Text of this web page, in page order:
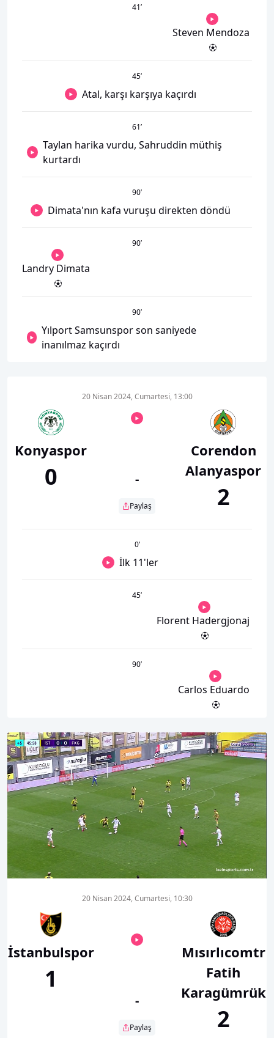
41’
Steven Mendoza
45’
Atal, karşı karşıya kaçırdı
61’
Taylan harika vurdu, Sahruddin müthiş
kurtardı
90’
Dimata'nın kafa vuruşu direkten döndü
90’
Landry Dimata
90’
Yılport Samsunspor son saniyede
inanılmaz kaçırdı
Konyaspor
0
20 Nisan 2024, Cumartesi, 13:00
-
Paylaş
Corendon
Alanyaspor
2
0’
İlk 11'ler
45’
Florent Hadergjonaj
90’
Carlos Eduardo
00:19 02:31
İstanbulspor
1
20 Nisan 2024, Cumartesi, 10:30
-
Paylaş
Mısırlıcomtr
Fatih
Karagümrük
2